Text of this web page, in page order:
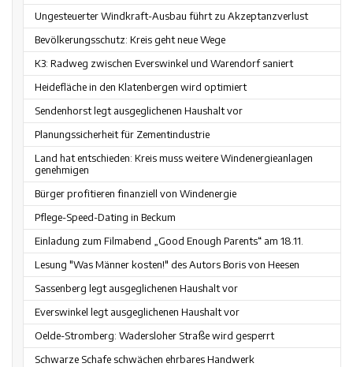
Ungesteuerter Windkraft-Ausbau führt zu Akzeptanzverlust
Bevölkerungsschutz: Kreis geht neue Wege
K3: Radweg zwischen Everswinkel und Warendorf saniert
Heidefläche in den Klatenbergen wird optimiert
Sendenhorst legt ausgeglichenen Haushalt vor
Planungssicherheit für Zementindustrie
Land hat entschieden: Kreis muss weitere Windenergieanlagen
genehmigen
Bürger profitieren finanziell von Windenergie
Pflege-Speed-Dating in Beckum
Einladung zum Filmabend „Good Enough Parents“ am 18.11.
Lesung "Was Männer kosten!" des Autors Boris von Heesen
Sassenberg legt ausgeglichenen Haushalt vor
Everswinkel legt ausgeglichenen Haushalt vor
Oelde-Stromberg: Wadersloher Straße wird gesperrt
Schwarze Schafe schwächen ehrbares Handwerk